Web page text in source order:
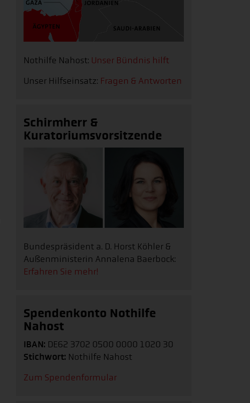
Nothilfe Nahost: Unser Bündnis hilft
Unser Hilfseinsatz: Fragen & Antworten
Schirmherr &
Kuratoriumsvorsitzende
Bundespräsident a. D. Horst Köhler &
Außenministerin Annalena Baerbock:
Erfahren Sie mehr!
Spendenkonto Nothilfe
Nahost
IBAN: DE62 3702 0500 0000 1020 30
Stichwort: Nothilfe Nahost
Zum Spendenformular